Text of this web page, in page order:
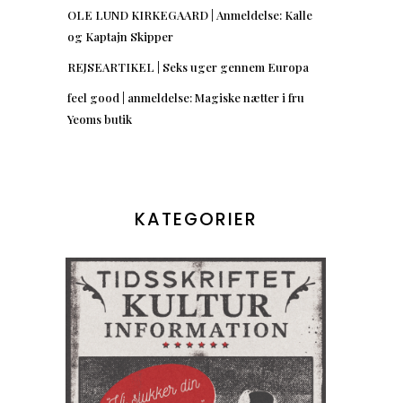
OLE LUND KIRKEGAARD | Anmeldelse: Kalle
og Kaptajn Skipper
REJSEARTIKEL | Seks uger gennem Europa
feel good | anmeldelse: Magiske nætter i fru
Yeoms butik
KATEGORIER